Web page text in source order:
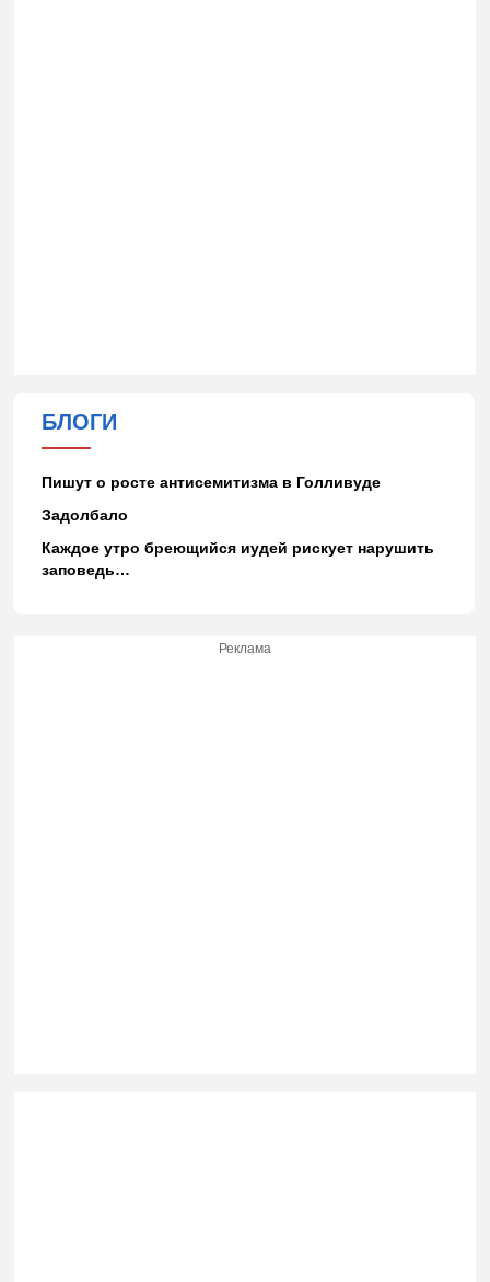
БЛОГИ
Пишут о росте антисемитизма в Голливуде
Задолбало
Каждое утро бреющийся иудей рискует нарушить
заповедь…
Реклама